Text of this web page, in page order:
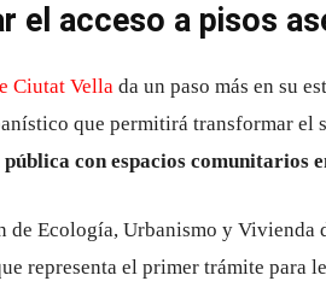
el acceso a pisos
Ciutat Vella da un paso más en su
que permitirá transformar el
con espacios comunitarios
de Ecología, Urbanismo y Vivienda
representa el primer trámite para